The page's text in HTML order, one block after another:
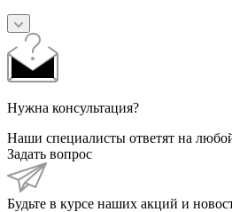
Нужна консультация?
Наши специалисты ответят на
Задать вопрос
Будьте в курсе наших акций и